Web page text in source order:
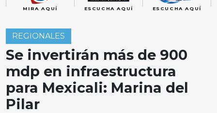
MIRA AQUÍ ESCUCHA AQUÍ ESCUCHA AQUÍ
REGIONALES
Se invertirán más de 900
mdp en infraestructura
para Mexicali: Marina del
Pilar